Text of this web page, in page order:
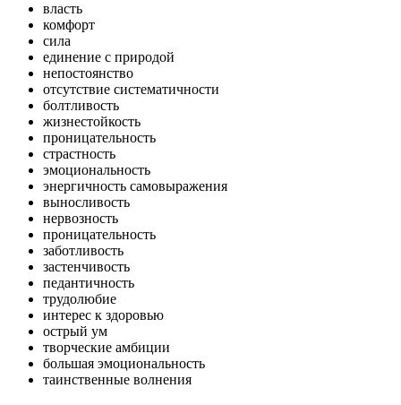
власть
комфорт
сила
единение с природой
непостоянство
отсутствие систематичности
болтливость
жизнестойкость
проницательность
страстность
эмоциональность
энергичность самовыражения
выносливость
нервозность
проницательность
заботливость
застенчивость
педантичность
трудолюбие
интерес к здоровью
острый ум
творческие амбиции
большая эмоциональность
таинственные волнения